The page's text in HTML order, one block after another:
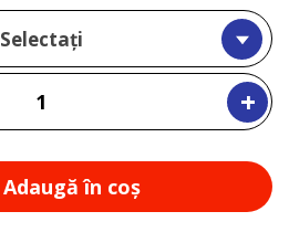
Selectați
+
Adaugă în coş